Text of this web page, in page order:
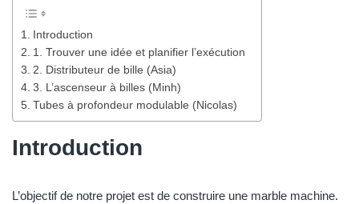
Introduction
1. Trouver une idée et planifier l’exécution
2. Distributeur de bille (Asia)
3. L’ascenseur à billes (Minh)
Tubes à profondeur modulable (Nicolas)
Introduction
L’objectif de notre projet est de construire une marble machine.